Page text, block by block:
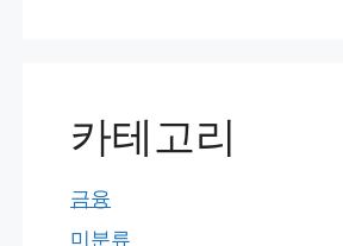
카테고리
금융
미분류